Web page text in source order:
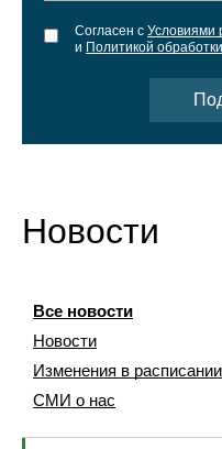
Согласен с Условиями
и Политикой
Новости
Все новости
Новости
Изменения в расписании
СМИ о нас